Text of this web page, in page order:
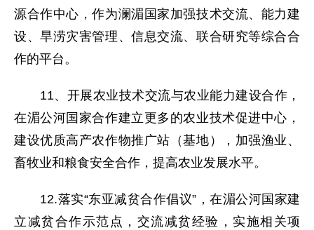
源合作中心，作为澜湄国家加强技术交流、能力建
设、旱涝灾害管理、信息交流、联合研究等综合合
作的平台。
11、开展农业技术交流与农业能力建设合作，
在湄公河国家合作建立更多的农业技术促进中心，
建设优质高产农作物推广站（基地），加强渔业、
畜牧业和粮食安全合作，提高农业发展水平。
12.落实“东亚减贫合作倡议”，在湄公河国家建
立减贫合作示范点，交流减贫经验，实施相关项